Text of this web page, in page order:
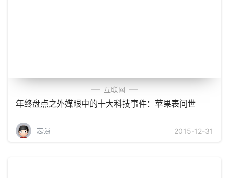
互联网
年终盘点之外媒眼中的十大科技事件：苹果表问世
志强 2015-12-31